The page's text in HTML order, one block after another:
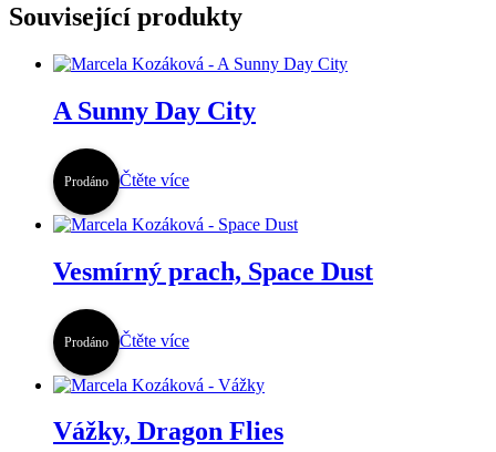
Související produkty
A Sunny Day City
Prodáno Čtěte více
Vesmírný prach, Space Dust
Prodáno Čtěte více
Vážky, Dragon Flies